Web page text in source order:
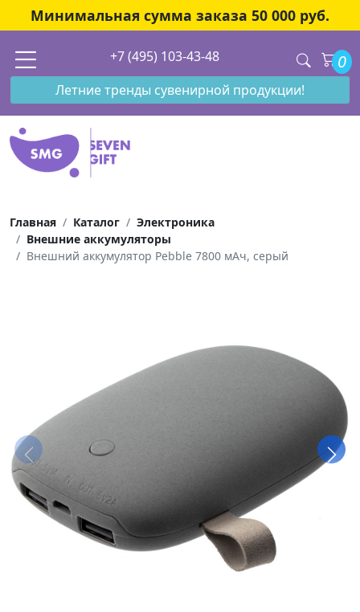
Минимальная сумма заказа 50 000 руб.
+7 (495) 103-43-48 0
Летние тренды сувенирной продукции!
Главная Каталог
Электроника
Внешние аккумуляторы
Внешний аккумулятор Pebble 7800 мАч, серый